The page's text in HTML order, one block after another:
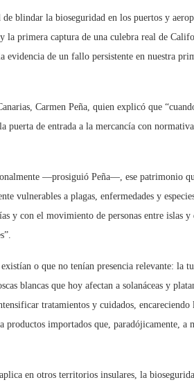
blindar la bioseguridad en los puertos y
primera captura de una culebra real de
evidencia de un fallo persistente en nuestra
Carmen Peña, quien explicó que
puerta de entrada a la mercancía con
—prosiguió Peña—, ese patrimonio
vulnerables a plagas, enfermedades y
y con el movimiento de personas entre islas y
o que no tenían presencia relevante: la
blancas que hoy afectan a solanáceas y
tratamientos y cuidados,
importados que, paradójicamente, a
en otros territorios insulares, la